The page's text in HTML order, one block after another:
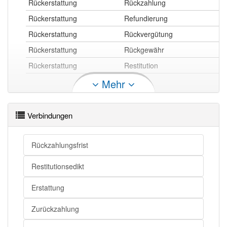
Rückerstattung
Rückzahlung
Rückerstattung
Refundierung
Rückerstattung
Rückvergütung
Rückerstattung
Rückgewähr
Rückerstattung
Restitution
Mehr
Verbindungen
Rückzahlungsfrist
Restitutionsedikt
Erstattung
Zurückzahlung